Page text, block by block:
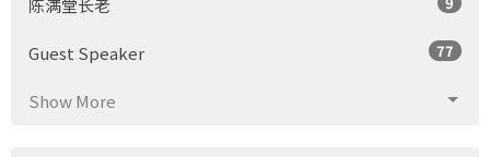
Guest Speaker 77
Show More